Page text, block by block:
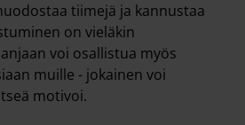
tiimejä ja kannustaa
on vieläkin
voi osallistua myös
muille - jokainen voi
motivoi.